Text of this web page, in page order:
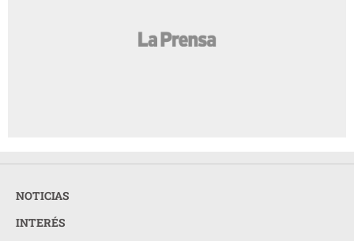
NOTICIAS
INTERÉS